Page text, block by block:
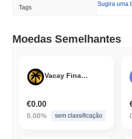
Tags Sugira uma
Moedas Semelhantes
Vacay Finance
€0.00
0.00% sem classificação